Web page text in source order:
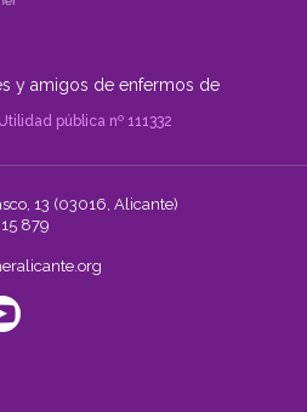
y amigos de enfermos de
pública nº 111332
13 (03016, Alicante)
879